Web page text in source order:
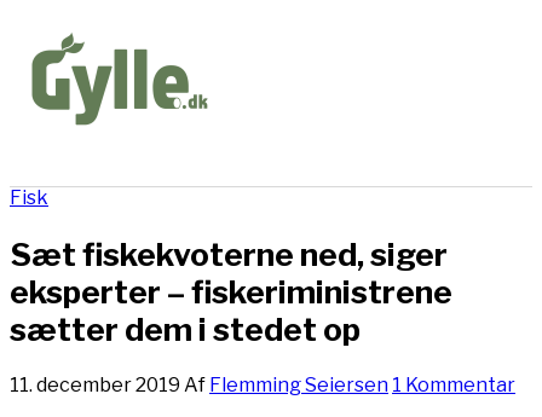
Fisk
Sæt fiskekvoterne ned, siger
eksperter – fiskeriministrene
sætter dem i stedet op
11. december 2019 Af Flemming Seiersen 1 Kommentar